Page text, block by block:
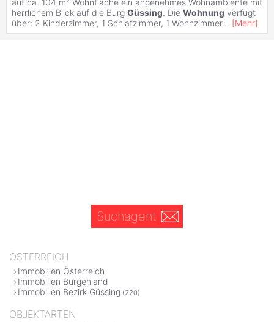
herrlichem Blick auf die Burg Güssing. Die Wohnung verfügt
über: 2 Kinderzimmer, 1 Schlafzimmer, 1 Wohnzimmer... [Mehr]
Suchagent
ÖSTERREICH
Immobilien Österreich
Immobilien Burgenland
Immobilien Bezirk Güssing (220)
OBJEKTARTEN